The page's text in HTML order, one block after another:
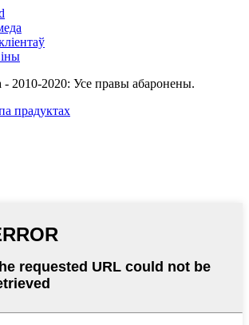
- 2010-2020: Усе правы абаронены.
прадуктах